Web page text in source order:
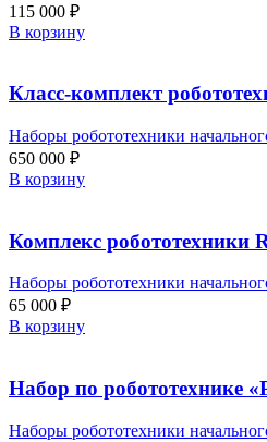
115 000 ₽
В корзину
Класс-комплект
Наборы робототехники
650 000 ₽
В корзину
Комплекс робототехники
Наборы робототехники
65 000 ₽
В корзину
Набор по робототехнике
Наборы робототехники